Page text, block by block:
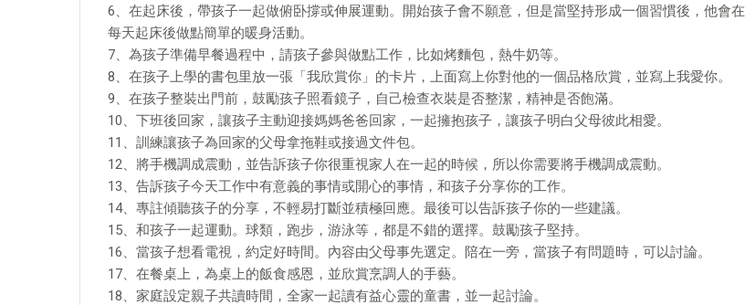
6、在起床後，帶孩子一起做俯卧撐或伸展運動。開始孩子會不願意，但是當堅持形成一個習慣後，他會在
每天起床後做點簡單的暖身活動。
7、為孩子準備早餐過程中，請孩子參與做點工作，比如烤麵包，熱牛奶等。
8、在孩子上學的書包里放一張「我欣賞你」的卡片，上面寫上你對他的一個品格欣賞，並寫上我愛你。
9、在孩子整裝出門前，鼓勵孩子照看鏡子，自己檢查衣裝是否整潔，精神是否飽滿。
10、下班後回家，讓孩子主動迎接媽媽爸爸回家，一起擁抱孩子，讓孩子明白父母彼此相愛。
11、訓練讓孩子為回家的父母拿拖鞋或接過文件包。
12、將手機調成震動，並告訴孩子你很重視家人在一起的時候，所以你需要將手機調成震動。
13、告訴孩子今天工作中有意義的事情或開心的事情，和孩子分享你的工作。
14、專註傾聽孩子的分享，不輕易打斷並積極回應。最後可以告訴孩子你的一些建議。
15、和孩子一起運動。球類，跑步，游泳等，都是不錯的選擇。鼓勵孩子堅持。
16、當孩子想看電視，約定好時間。內容由父母事先選定。陪在一旁，當孩子有問題時，可以討論。
17、在餐桌上，為桌上的飯食感恩，並欣賞烹調人的手藝。
18、家庭設定親子共讀時間，全家一起讀有益心靈的童書，並一起討論。